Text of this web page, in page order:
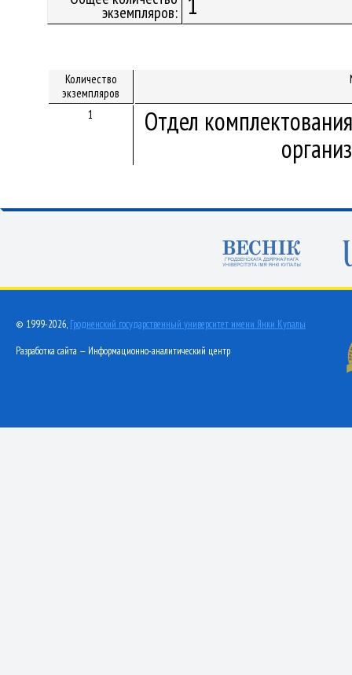
экземпляров:
Количество
экземпляров
1
Отдел
© 1999-2026, Гродненский государственный университет имени Янки Купалы
Разработка сайта — Информационно-аналитический центр